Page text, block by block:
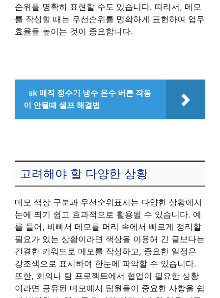
순위를 명확히 표현할 수도 있습니다. 따라서, 메모
를 작성할 때는 우선순위를 명확하게 표현하여 업무
효율을 높이는 것이 중요합니다.
sk 매직 정수기 냉수 온수 버튼 작동
이 안될때 셀프 해결법
고려해야 할 다양한 상황
메모 색상 구분과 우선순위표시는 다양한 상황에서
눈에 띄기 쉽고 효과적으로 활용될 수 있습니다. 예
를 들어, 바빠서 메모를 머리 속에서 빠르게 정리할
필요가 있는 상황이라면 색상을 이용해 긴 글보다는
간결한 키워드로 메모를 작성하고, 중요한 일정은
강조색으로 표시하여 한눈에 파악할 수 있습니다.
또한, 회의나 팀 프로젝트에서 협업이 필요한 상황
이라면 공유된 메모에서 팀원들이 중요한 사항을 쉽